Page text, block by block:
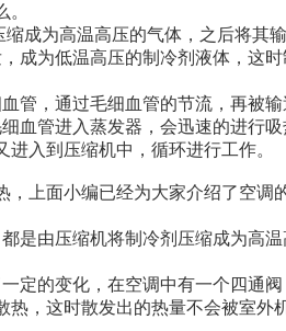
成为高温高压的气体，之后将其输
成为低温高压的制冷剂液体，这
管，通过毛细血管的节流，再被输
血管进入蒸发器，会迅速的进行
入到压缩机中，循环进行工作。
上面小编已经为大家介绍了空调
是由压缩机将制冷剂压缩成为高
定的变化，在空调中有一个四通
，这时散发出的热量不会被室外